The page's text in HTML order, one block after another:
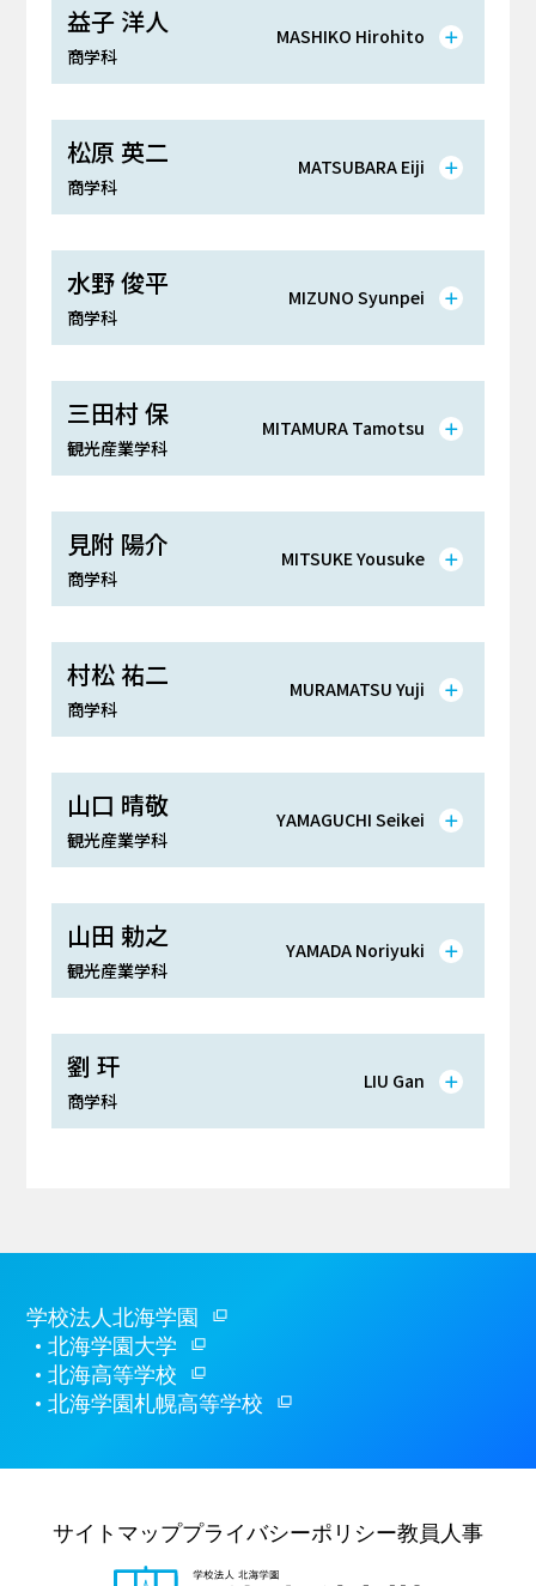
益子 洋人
商学科
MASHIKO Hirohito
松原 英二
商学科
MATSUBARA Eiji
水野 俊平
商学科
MIZUNO Syunpei
三田村 保
観光産業学科
MITAMURA Tamotsu
見附 陽介
商学科
MITSUKE Yousuke
村松 祐二
商学科
MURAMATSU Yuji
山口 晴敬
観光産業学科
YAMAGUCHI Seikei
山田 勅之
観光産業学科
YAMADA Noriyuki
劉 玕
商学科
LIU Gan
学校法人北海学園
北海学園大学
北海高等学校
北海学園札幌高等学校
サイトマッププライバシーポリシー教員人事